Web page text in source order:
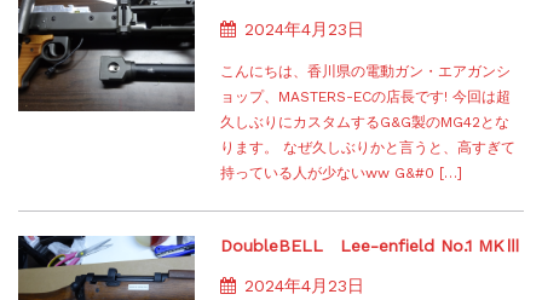
2024年4月23日
こんにちは、香川県の電動ガン・エアガンシ
ョップ、MASTERS-ECの店長です! 今回は超
久しぶりにカスタムするG&G製のMG42とな
ります。 なぜ久しぶりかと言うと、高すぎて
持っている人が少ないww G&#0 […]
DoubleBELL Lee-enfield No.1 MKⅢ
2024年4月23日